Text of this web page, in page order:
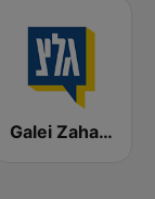
Galei Zahal (גלי צה"ל)